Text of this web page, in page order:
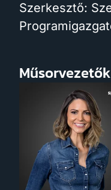
Szerkesztő:
Műsorvezetők